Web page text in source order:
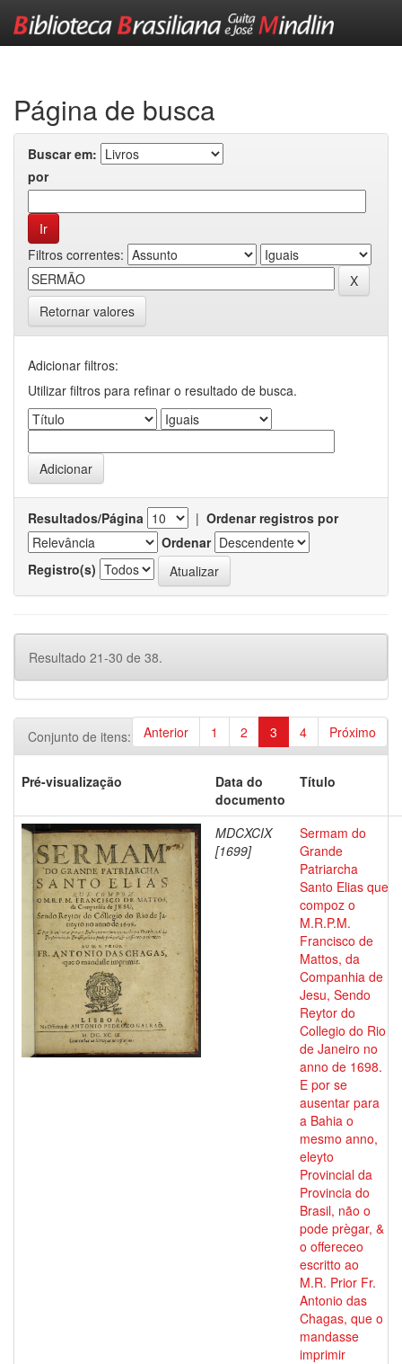
Página de busca
Buscar em:
por
Filtros correntes:
Retornar valores
Adicionar filtros:
Utilizar filtros para refinar o resultado de busca.
Resultados/Página | Ordenar registros por
Ordenar
Registro(s)
Resultado 21-30 de 38.
Anterior 1 2 3 4 Próximo
Conjunto de itens:
Pré-visualização
Data do
documento
Título
MDCXCIX
[1699]
Sermam do
Grande
Patriarcha
Santo Elias que
compoz o
M.R.P.M.
Francisco de
Mattos, da
Companhia de
Jesu, Sendo
Reytor do
Collegio do Rio
de Janeiro no
anno de 1698.
E por se
ausentar para
a Bahia o
mesmo anno,
eleyto
Provincial da
Provincia do
Brasil, não o
pode prègar, &
o offereceo
escritto ao
M.R. Prior Fr.
Antonio das
Chagas, que o
mandasse
imprimir